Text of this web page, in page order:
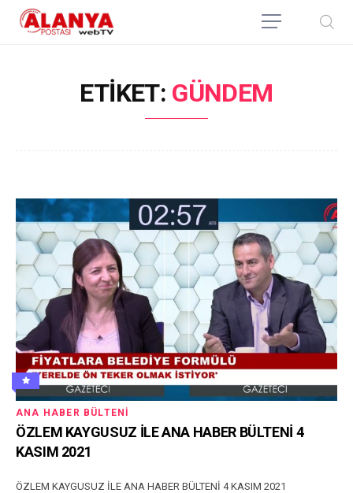
ETIKET: GÜNDEM
ANA HABER BÜLTENI
ÖZLEM KAYGUSUZ İLE ANA HABER BÜLTENİ 4
KASIM 2021
ÖZLEM KAYGUSUZ İLE ANA HABER BÜLTENİ 4 KASIM 2021